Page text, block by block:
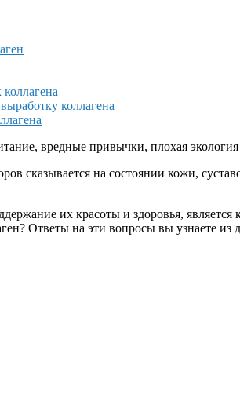
коллагена
вредные привычки, плохая экология
сказывается на состоянии кожи,
их красоты и здоровья,
Ответы на эти вопросы вы узнаете из